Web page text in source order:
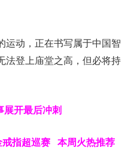
运动，正在书写属于中国智
法登上庙堂之高，但必将持
展开最后冲刺
戒指超巡赛 本周火热推荐